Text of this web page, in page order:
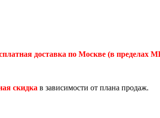
доставка по Москве (в пределах
скидка в зависимости от плана продаж.